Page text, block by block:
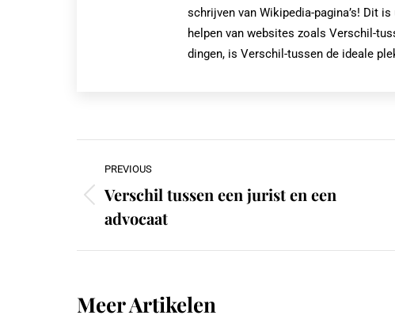
schrijven van Wikipedia-pagina’s! Dit
helpen van websites zoals Verschil-
dingen, is Verschil-tussen de ideale
navigation
PREVIOUS
Previous
post:
Verschil tussen een jurist en een
advocaat
Meer Artikelen